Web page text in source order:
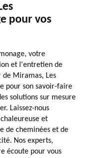
pour vos
votre
et l'entretien de
Miramas, Les
pour son savoir-faire
solutions sur mesure
Laissez-nous
et
de cheminées et de
Nos experts,
écoute pour vous